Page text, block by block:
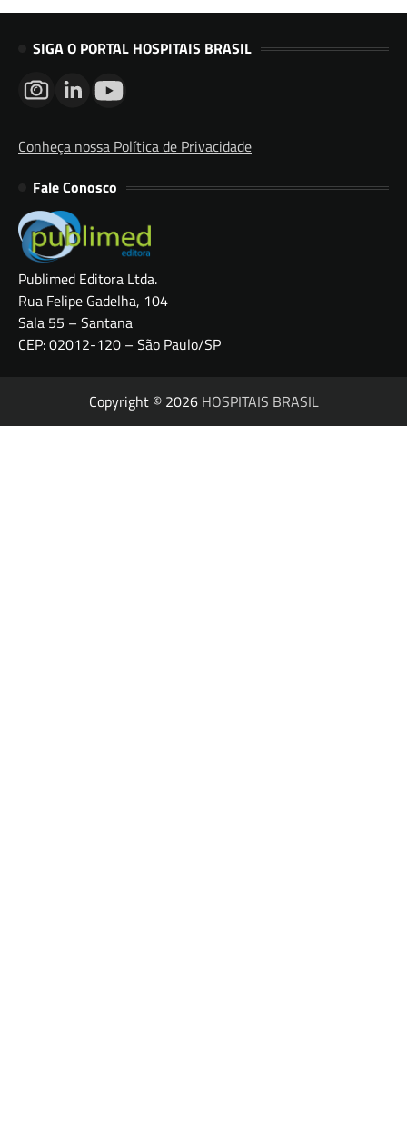
SIGA O PORTAL HOSPITAIS BRASIL
Conheça nossa Política de Privacidade
Fale Conosco
Publimed Editora Ltda.
Rua Felipe Gadelha, 104
Sala 55 – Santana
CEP: 02012-120 – São Paulo/SP
Copyright © 2026 HOSPITAIS BRASIL